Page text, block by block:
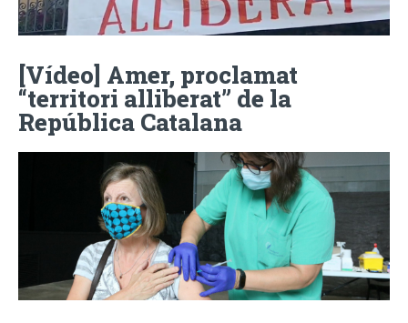
[Vídeo] Amer, proclamat
“territori alliberat” de la
República Catalana